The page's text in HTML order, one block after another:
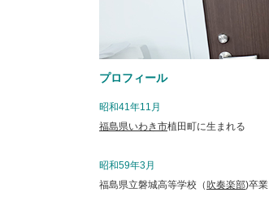
プロフィール
昭和41年11月
福島県いわき市植田町に生まれる
昭和59年3月
福島県立磐城高等学校（ 吹奏楽部)卒業